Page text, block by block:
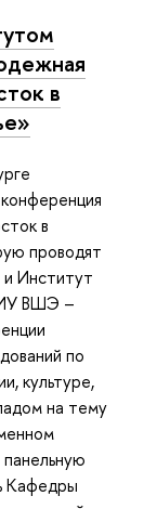
в
в
проводят
Институт
ВШЭ –
по
культуре,
на тему
Кафедры